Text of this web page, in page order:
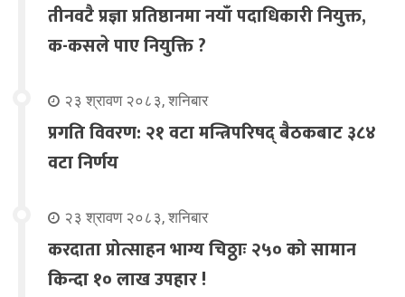
तीनवटै प्रज्ञा प्रतिष्ठानमा नयाँ पदाधिकारी नियुक्त,
क-कसले पाए नियुक्ति ?
२३ श्रावण २०८३, शनिबार
प्रगति विवरण: २१ वटा मन्त्रिपरिषद् बैठकबाट ३८४
वटा निर्णय
२३ श्रावण २०८३, शनिबार
करदाता प्रोत्साहन भाग्य चिठ्ठाः २५० को सामान
किन्दा १० लाख उपहार !